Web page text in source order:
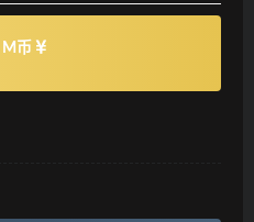
M币